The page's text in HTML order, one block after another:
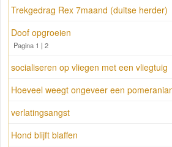
Trekgedrag Rex 7maand (duitse herder)
Doof opgroeien
Pagina 1 | 2
socialiseren op vliegen met een vliegtuig
Hoeveel weegt ongeveer een
verlatingsangst
Hond blijft blaffen